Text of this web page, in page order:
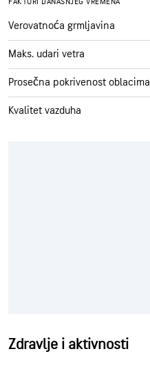
Verovatnoća grmljavina
Maks. udari vetra
Prosečna pokrivenost oblacima
Kvalitet vazduha
Zdravlje i aktivnosti